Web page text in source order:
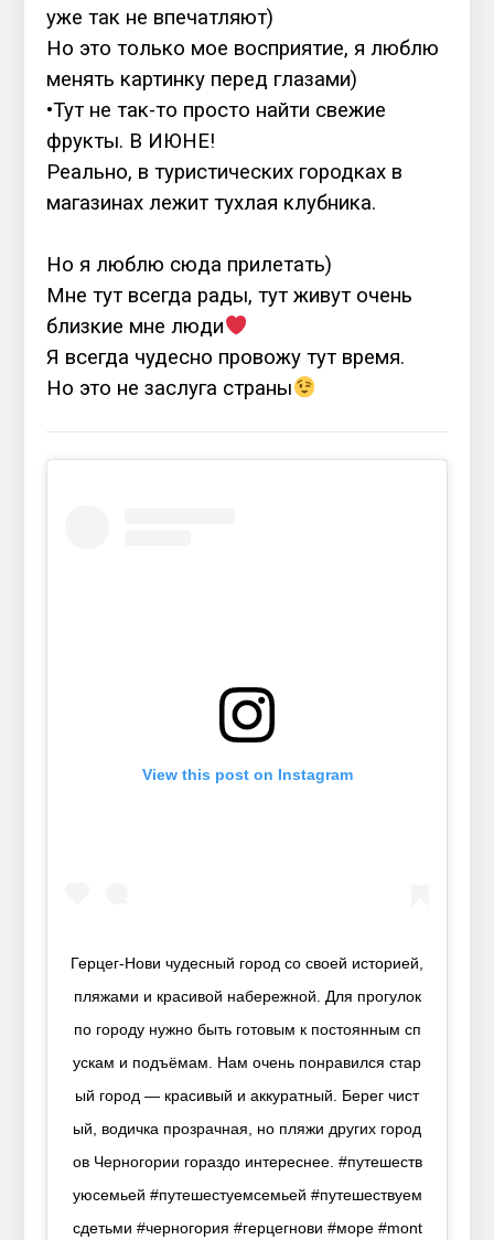
уже так не впечатляют)
Но это только мое восприятие, я люблю
менять картинку перед глазами)
•Тут не так-то просто найти свежие
фрукты. В ИЮНЕ!
Реально, в туристических городках в
магазинах лежит тухлая клубника.
Но я люблю сюда прилетать)
Мне тут всегда рады, тут живут очень
близкие мне люди
Я всегда чудесно провожу тут время.
Но это не заслуга страны
View this post on Instagram
Герцег-Нови чудесный город со своей историей,
пляжами и красивой набережной. Для прогулок
по городу нужно быть готовым к постоянным сп
ускам и подъёмам. Нам очень понравился стар
ый город — красивый и аккуратный. Берег чист
ый, водичка прозрачная, но пляжи других город
ов Черногории гораздо интереснее. #путешеств
уюсемьей #путешестуемсемьей #путешествуем
сдетьми #черногория #герцегнови #море #mont